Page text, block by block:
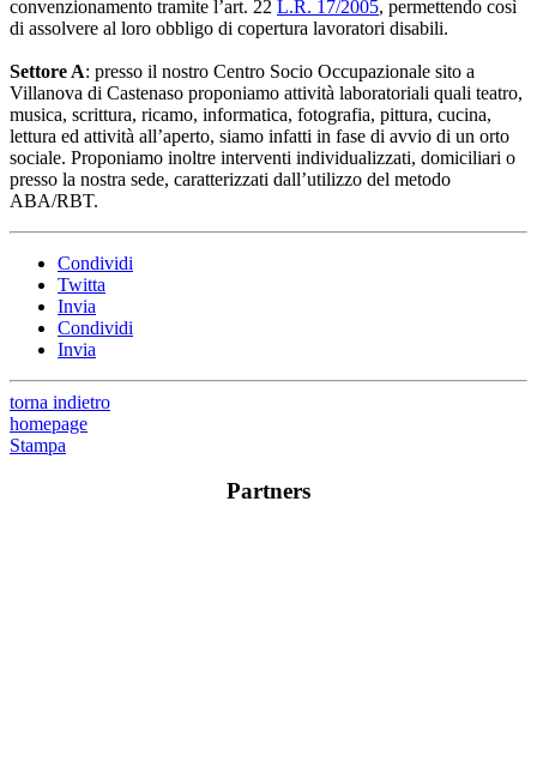
convenzionamento tramite l’art. 22 L.R. 17/2005, permettendo così
di assolvere al loro obbligo di copertura lavoratori disabili.
Settore A: presso il nostro Centro Socio Occupazionale sito a
Villanova di Castenaso proponiamo attività laboratoriali quali teatro,
musica, scrittura, ricamo, informatica, fotografia, pittura, cucina,
lettura ed attività all’aperto, siamo infatti in fase di avvio di un orto
sociale. Proponiamo inoltre interventi individualizzati, domiciliari o
presso la nostra sede, caratterizzati dall’utilizzo del metodo
ABA/RBT.
Condividi
Twitta
Invia
Condividi
Invia
torna indietro
homepage
Stampa
Partners